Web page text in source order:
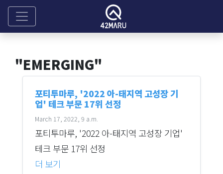
"EMERGING"
포티투마루, '2022 아-태지역 고성장 기
업' 테크 부문 17위 선정
March 17, 2022, 9 a.m.
포티투마루, '2022 아-태지역 고성장 기업'
테크 부문 17위 선정
더 보기